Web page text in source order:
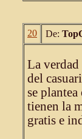
20 De:
La verdad
del
se
tienen la
gratis e